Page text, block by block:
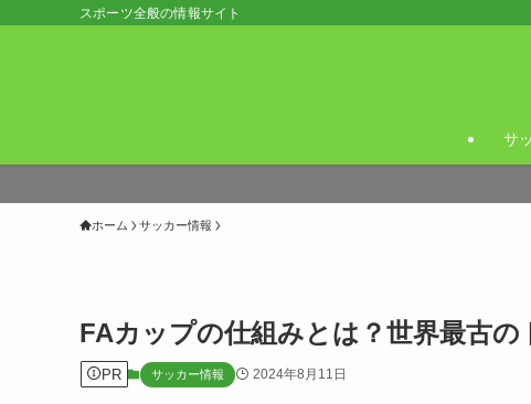
スポーツ全般の情報サイト
サ
ホーム サッカー情報
FAカップの仕組みとは？世界最古の
PR サッカー情報 2024年8月11日